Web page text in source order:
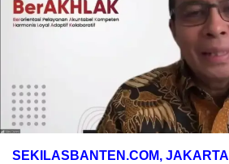
SEKILASBANTEN.COM, JAKARTA